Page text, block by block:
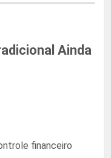
Ainda
financeiro